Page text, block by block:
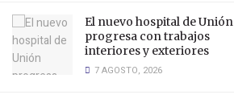
El nuevo hospital de Unión
progresa con trabajos
interiores y exteriores
7 AGOSTO, 2026